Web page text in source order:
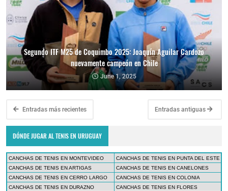
Segundo ITF M25 de Coquimbo 2025: Joaquín Aguilar Cardozo
nuevamente campeón en Chile
June 1, 2025
Entradas más recientes Entradas antiguas
DÓNDE JUGAR AL TENIS EN URUGUAY
CANCHAS DE TENIS EN MONTEVIDEO
CANCHAS DE TENIS EN PUNTA DEL ESTE
CANCHAS DE TENIS EN ARTIGAS
CANCHAS DE TENIS EN CANELONES
CANCHAS DE TENIS EN CERRO LARGO
CANCHAS DE TENIS EN COLONIA
CANCHAS DE TENIS EN DURAZNO
CANCHAS DE TENIS EN FLORES